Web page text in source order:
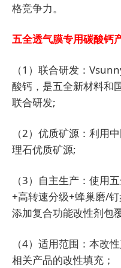
格竞争力。
五全透气膜专用碳酸钙
（1）联合研发：
酸钙，是五全新材料和
联合研发;
（2）优质矿源：利用
理石优质矿源;
（3）自主生产：使用
+高转速分级+蜂巢磨/
添加复合功能改性剂包
（4）适用范围：本改
相关产品的改性填充；